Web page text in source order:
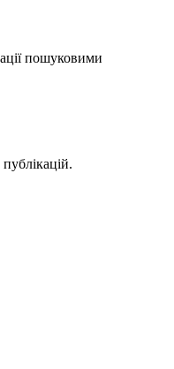
пошуковими